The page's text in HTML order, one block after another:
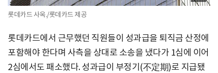
롯데카드 사옥./롯데카드 제공
롯데카드에서 근무했던 직원들이 성과급을 퇴직금 산정에
포함해야 한다며 사측을 상대로 소송을 냈다가 1심에 이어
2심에서도 패소했다. 성과급이 부정기(不定期)로 지급됐